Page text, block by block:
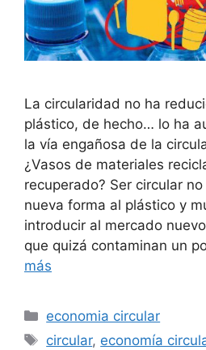
La circularidad no ha
plástico, de hecho… lo ha
la vía engañosa de la
¿Vasos de materiales
recuperado? Ser circular
nueva forma al plástico y
introducir al mercado
que quizá contaminan un
más
Categorías
economia circular
Etiquetas
circular, economía